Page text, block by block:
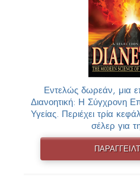
Εντελώς δωρεάν, μια
Διανοητική: Η Σύγχρονη
Υγείας. Περιέχει τρία
σέλερ για